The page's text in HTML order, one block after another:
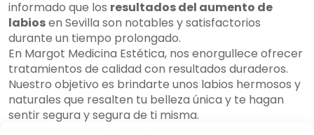
informado que los resultados del aumento de
labiosen Sevilla son notables y satisfactorios
durante un tiempo prolongado.
En Margot Medicina Estética, nos enorgullece ofrecer
tratamientos de calidad con resultados duraderos.
Nuestro objetivo es brindarte unos labios hermosos y
naturales que resalten tu belleza única y te hagan
sentir segura y segura de ti misma.